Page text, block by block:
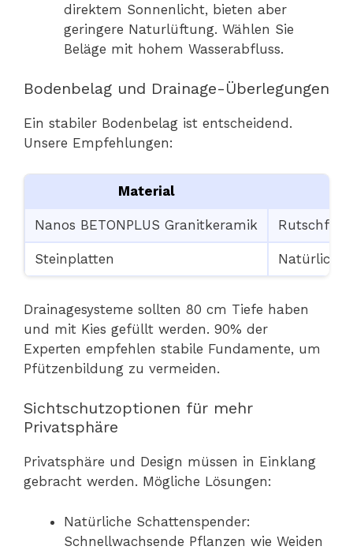
direktem Sonnenlicht, bieten aber
geringere Naturlüftung. Wählen Sie
Beläge mit hohem Wasserabfluss.
Bodenbelag und Drainage-Überlegungen
Ein stabiler Bodenbelag ist entscheidend.
Unsere Empfehlungen:
Material
Nanos BETONPLUS Granitkeramik
Steinplatten Natürliche
Drainagesysteme sollten 80 cm Tiefe haben
und mit Kies gefüllt werden. 90% der
Experten empfehlen stabile Fundamente, um
Pfützenbildung zu vermeiden.
Sichtschutzoptionen für mehr
Privatsphäre
Privatsphäre und Design müssen in Einklang
gebracht werden. Mögliche Lösungen:
Natürliche Schattenspender:
Schnellwachsende Pflanzen wie Weiden